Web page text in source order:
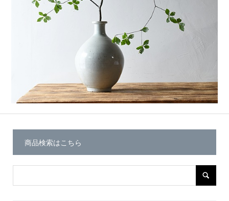
商品検索はこちら